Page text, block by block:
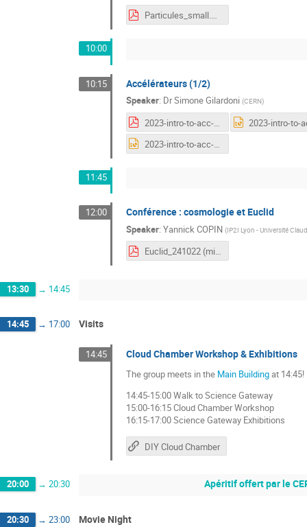
Particules_small.pdf
10:00
10:15 Accélérateurs (1/2)
Speaker: DrSimone Gilardoni (CERN)
2023-intro-to-acc-first-general.pdf
2023-intro-to-acc-third-general.pptx
11:45
12:00 Conférence : cosmologie et Euclid
Speaker: Yannick COPIN (IP2I Lyon - Université
Euclid_241022 (minimized).pdf
13:30 → 14:45
14:45 → 17:00 Visits
14:45 Cloud Chamber Workshop & Exhibitions
The group meets in the Main Buildingat 14:45!
14:45-15:00 Walk to Science Gateway
15:00-16:15 Cloud Chamber Workshop
16:15-17:00 Science Gateway Exhibitions
DIY Cloud Chamber
20:00 → 20:30 Apéritif offert par le
20:30 → 23:00 Movie Night